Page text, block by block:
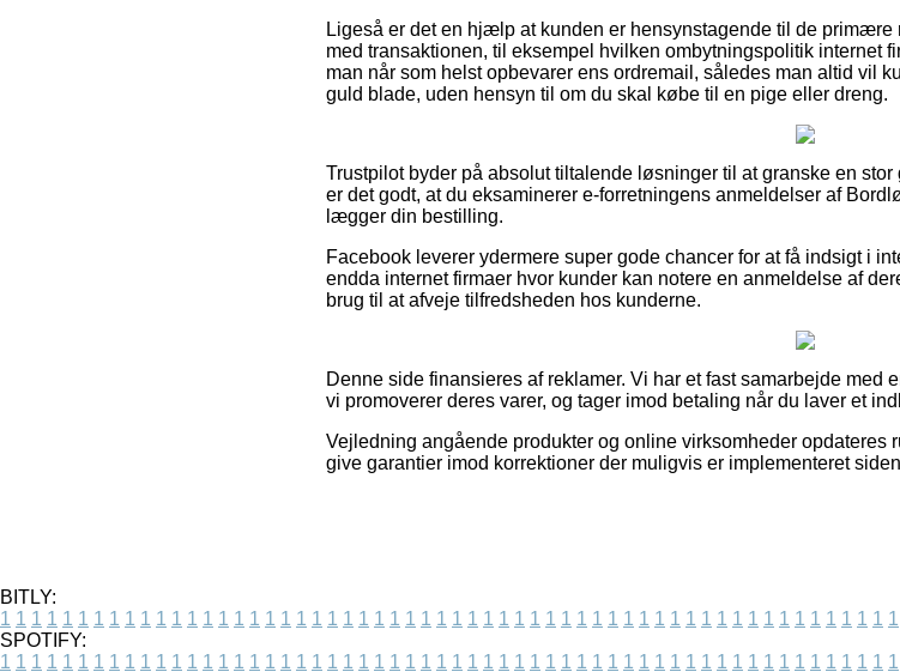
Ligeså er det en hjælp at kunden er hensynstagende til de
med transaktionen, til eksempel hvilken ombytningspolitik internet
man når som helst opbevarer ens ordremail, således man altid vil
guld blade, uden hensyn til om du skal købe til en pige eller dreng.
Trustpilot byder på absolut tiltalende løsninger til at granske en
er det godt, at du eksaminerer e-forretningens anmeldelser af
lægger din bestilling.
Facebook leverer ydermere super gode chancer for at få indsigt i
endda internet firmaer hvor kunder kan notere en anmeldelse af
brug til at afveje tilfredsheden hos kunderne.
Denne side finansieres af reklamer. Vi har et fast samarbejde med
vi promoverer deres varer, og tager imod betaling når du laver et
Vejledning angående produkter og online virksomheder opdateres
give garantier imod korrektioner der muligvis er implementeret
BITLY:
1 1 1 1 1 1 1 1 1 1 1 1 1 1 1 1 1 1 1 1 1 1 1 1 1 1 1 1 1 1 1 1 1 1 1 1 1 1 1 1 1 1 1 1 1 1 1 1 1 1 1 1 1 1 1 1 1 1
SPOTIFY:
1 1 1 1 1 1 1 1 1 1 1 1 1 1 1 1 1 1 1 1 1 1 1 1 1 1 1 1 1 1 1 1 1 1 1 1 1 1 1 1 1 1 1 1 1 1 1 1 1 1 1 1 1 1 1 1 1 1